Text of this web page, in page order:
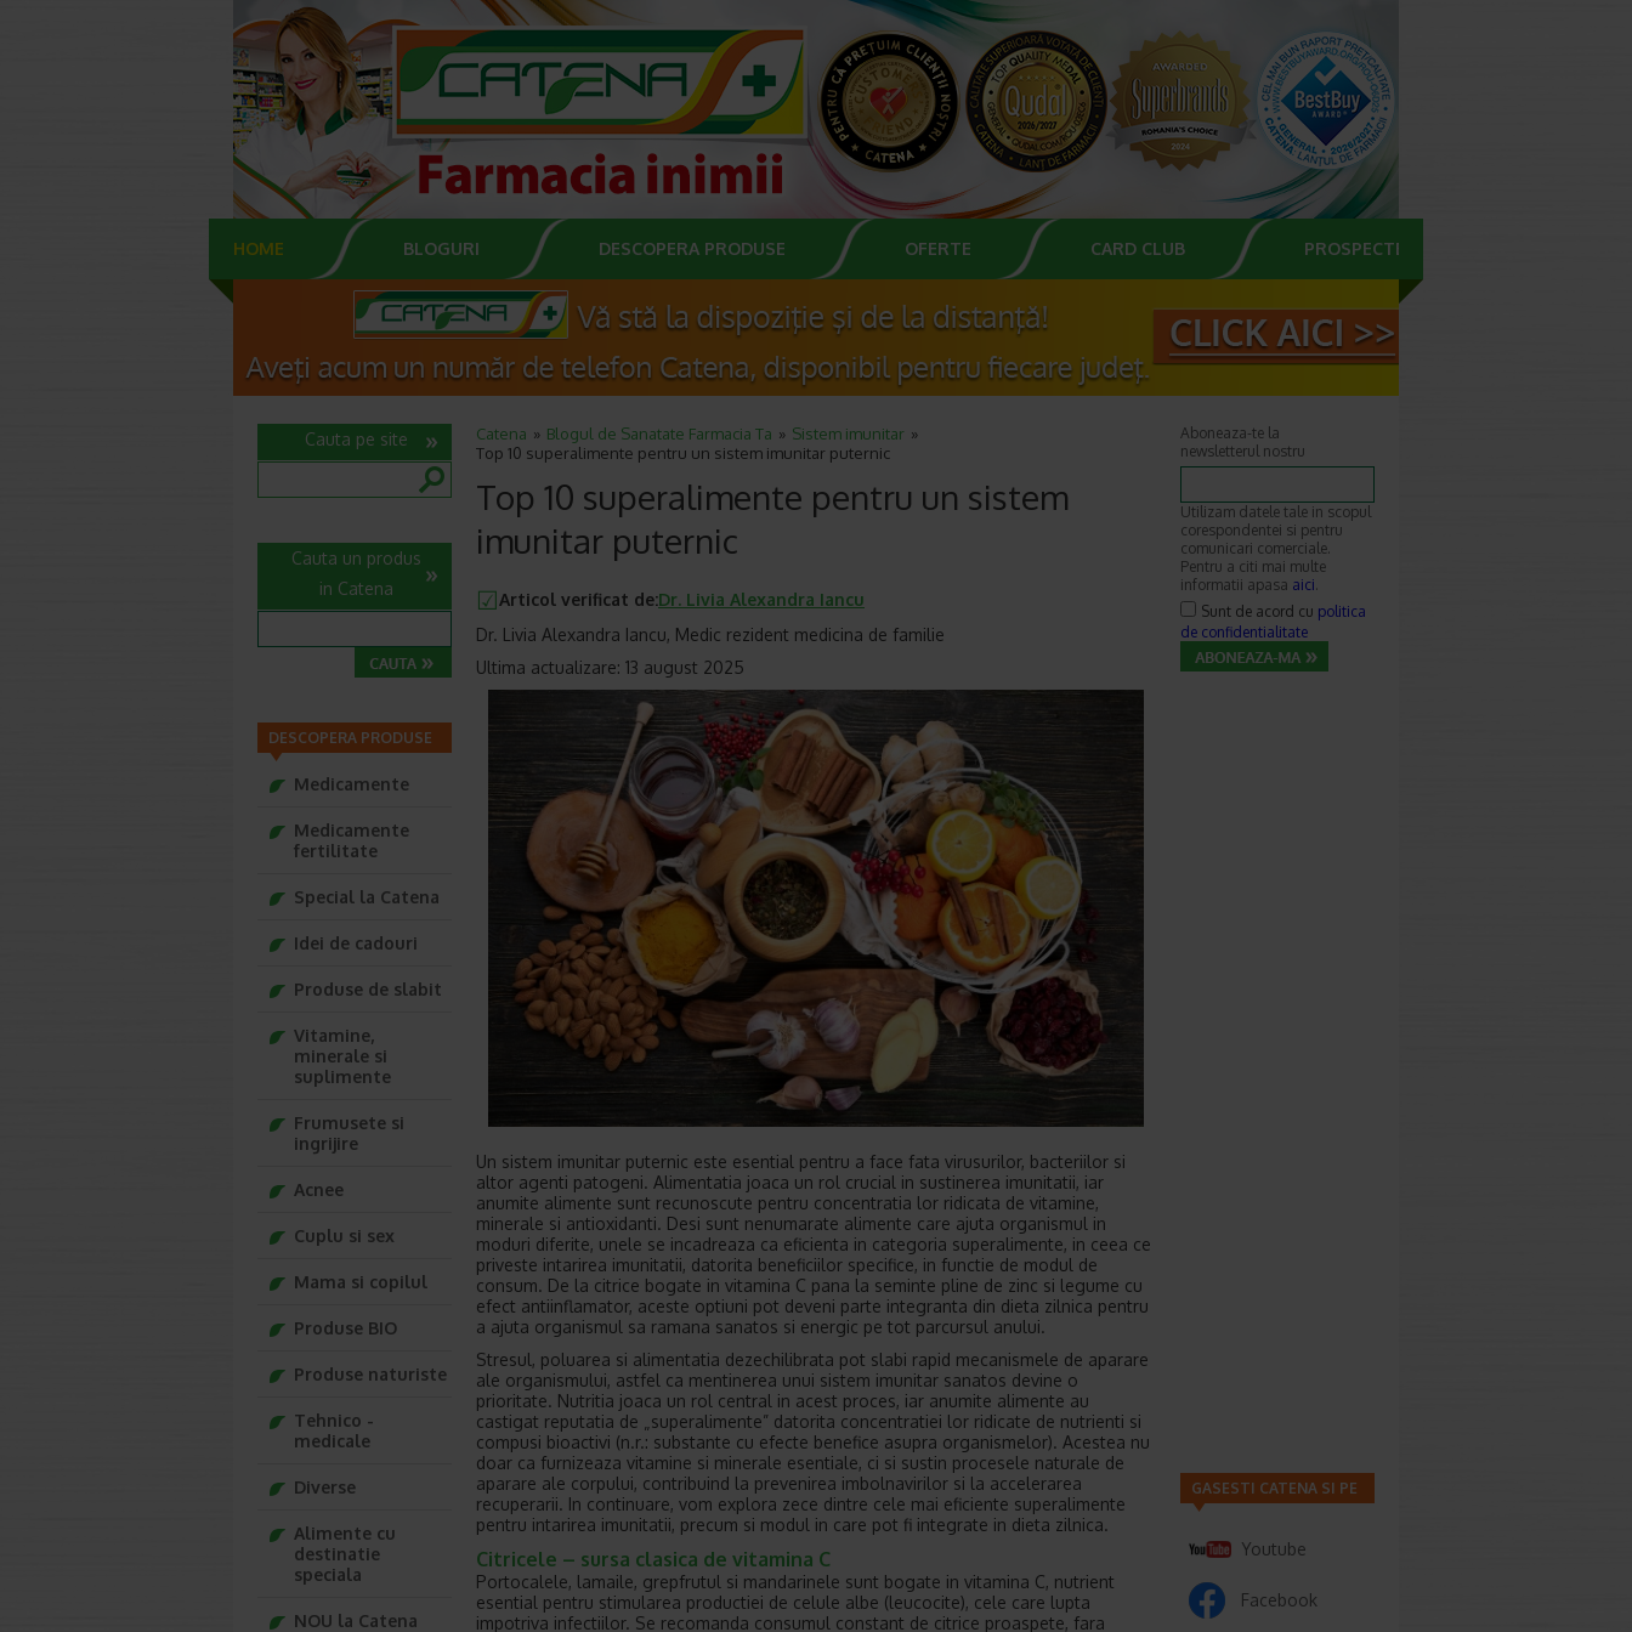
HOME BLOGURI DESCOPERA PRODUSE OFERTE CARD CLUB PROSPECTE
Catena Blogul de Sanatate Farmacia Ta
Sistem imunitar
Top 10 superalimente pentru un sistem imunitar puternic
Top 10 superalimente pentru un sistem
imunitar puternic
Articol verificat de:Dr. Livia Alexandra Iancu
Dr. Livia Alexandra Iancu, Medic rezident medicina de familie
Ultima actualizare: 13 august 2025
Un sistem imunitar puternic este esential pentru a face fata virusurilor, bacteriilor si
altor agenti patogeni. Alimentatia joaca un rol crucial in sustinerea imunitatii, iar
anumite alimente sunt recunoscute pentru concentratia lor ridicata de vitamine,
minerale si antioxidanti. Desi sunt nenumarate alimente care ajuta organismul in
moduri diferite, unele se incadreaza ca eficienta in categoria superalimente, in ceea ce
priveste intarirea imunitatii, datorita beneficiilor specifice, in functie de modul de
consum. De la citrice bogate in vitamina C pana la seminte pline de zinc si legume cu
efect antiinflamator, aceste optiuni pot deveni parte integranta din dieta zilnica pentru
a ajuta organismul sa ramana sanatos si energic pe tot parcursul anului.
Stresul, poluarea si alimentatia dezechilibrata pot slabi rapid mecanismele de aparare
ale organismului, astfel ca mentinerea unui sistem imunitar sanatos devine o
prioritate. Nutritia joaca un rol central in acest proces, iar anumite alimente au
castigat reputatia de „superalimente” datorita concentratiei lor ridicate de nutrienti si
compusi bioactivi (n.r.: substante cu efecte benefice asupra organismelor). Acestea nu
doar ca furnizeaza vitamine si minerale esentiale, ci si sustin procesele naturale de
aparare ale corpului, contribuind la prevenirea imbolnavirilor si la accelerarea
recuperarii. In continuare, vom explora zece dintre cele mai eficiente superalimente
pentru intarirea imunitatii, precum si modul in care pot fi integrate in dieta zilnica.
Citricele – sursa clasica de vitamina C
Portocalele, lamaile, grepfrutul si mandarinele sunt bogate in vitamina C, nutrient
esential pentru stimularea productiei de celule albe (leucocite), cele care lupta
impotriva infectiilor. Se recomanda consumul constant de citrice proaspete, fara
Cauta pe site
Cauta un produs
in Catena
DESCOPERA PRODUSE
Medicamente
Medicamente
fertilitate
Special la Catena
Idei de cadouri
Produse de slabit
Vitamine,
minerale si
suplimente
Frumusete si
ingrijire
Acnee
Cuplu si sex
Mama si copilul
Produse BIO
Produse naturiste
Tehnico -
medicale
Diverse
Alimente cu
destinatie
speciala
NOU la Catena
Aboneaza-te la
newsletterul nostru
Utilizam datele tale in scopul
corespondentei si pentru
comunicari comerciale.
Pentru a citi mai multe
informatii apasa aici.
Sunt de acord cu politica
de confidentialitate
GASESTI CATENA SI PE
Youtube
Facebook